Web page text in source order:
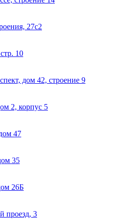
27с2
10
дом 42, строение 9
2, корпус 5
47
35
26Б
проезд, 3